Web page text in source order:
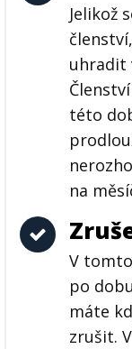
Jelikož
uhradit
této
na
V
po
máte
zrušit.